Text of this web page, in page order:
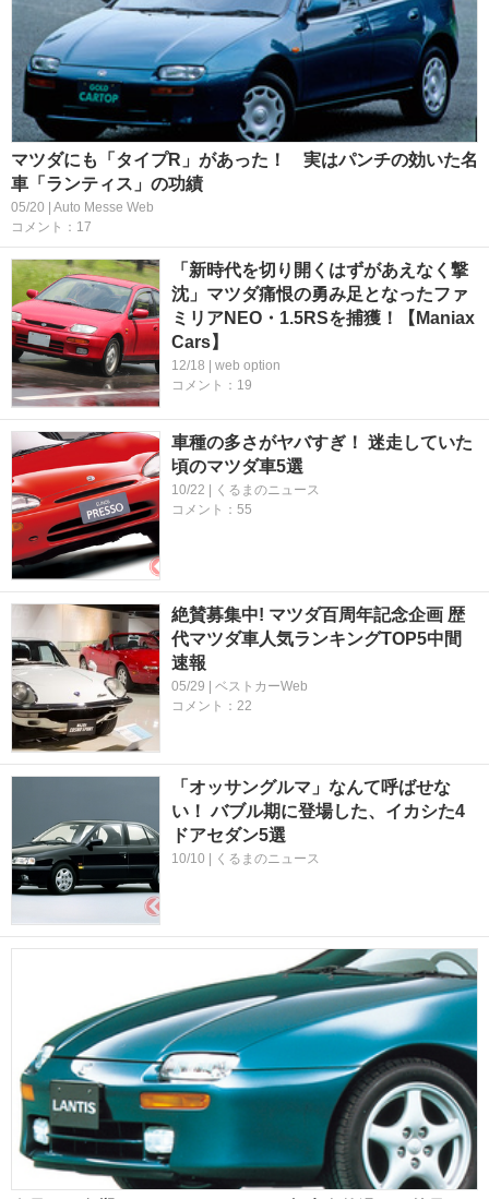
マツダにも「タイプR」があった！ 実はパンチの効いた名
車「ランティス」の功績
05/20 | Auto Messe Web
コメント：17
「新時代を切り開くはずがあえなく撃
沈」マツダ痛恨の勇み足となったファ
ミリアNEO・1.5RSを捕獲！【Maniax
Cars】
12/18 | web option
コメント：19
車種の多さがヤバすぎ！ 迷走していた
頃のマツダ車5選
10/22 | くるまのニュース
コメント：55
絶賛募集中! マツダ百周年記念企画 歴
代マツダ車人気ランキングTOP5中間
速報
05/29 | ベストカーWeb
コメント：22
「オッサングルマ」なんて呼ばせな
い！ バブル期に登場した、イカシた4
ドアセダン5選
10/10 | くるまのニュース